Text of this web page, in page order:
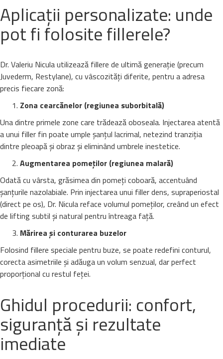
Aplicații personalizate: unde
pot fi folosite fillerele?
Dr. Valeriu Nicula utilizează fillere de ultimă generație (precum
Juvederm, Restylane), cu vâscozități diferite, pentru a adresa
precis fiecare zonă:
Zona cearcănelor (regiunea suborbitală)
Una dintre primele zone care trădează oboseala. Injectarea atentă
a unui filler fin poate umple șanțul lacrimal, netezind tranziția
dintre pleoapă și obraz și eliminând umbrele inestetice.
Augmentarea pomeților (regiunea malară)
Odată cu vârsta, grăsimea din pomeți coboară, accentuând
șanțurile nazolabiale. Prin injectarea unui filler dens, supraperiostal
(direct pe os), Dr. Nicula reface volumul pomeților, creând un efect
de lifting subtil și natural pentru întreaga față.
Mărirea și conturarea buzelor
Folosind fillere speciale pentru buze, se poate redefini conturul,
corecta asimetriile și adăuga un volum senzual, dar perfect
proporțional cu restul feței.
Ghidul procedurii: confort,
siguranță și rezultate
imediate